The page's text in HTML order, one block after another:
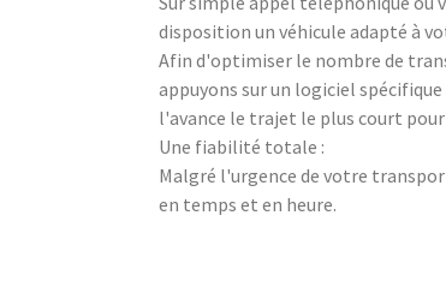
disposition un véhicule adapté à
Afin d'optimiser le nombre de
appuyons sur un logiciel
l'avance le trajet le plus court
Une fiabilité totale :
Malgré l'urgence de votre
en temps et en heure.